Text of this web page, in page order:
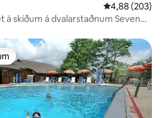
4,88 af 5 í
4,88 (203)
á skíðum á dvalarstaðnum Seven